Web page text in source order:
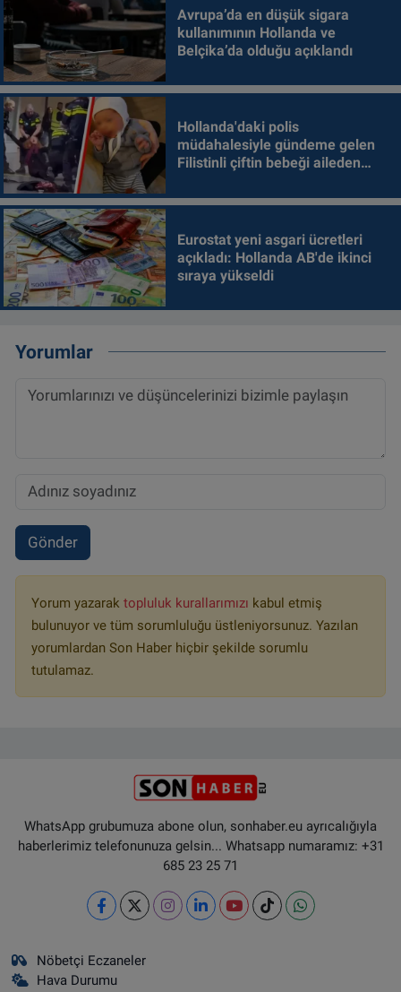
Avrupa’da en düşük sigara
kullanımının Hollanda ve
Belçika’da olduğu açıklandı
Hollanda'daki polis
müdahalesiyle gündeme gelen
Filistinli çiftin bebeği aileden
Eurostat yeni asgari ücretleri
açıkladı: Hollanda AB'de ikinci
sıraya yükseldi
Yorumlar
Gönder
Yorum yazarak topluluk kurallarımızı kabul etmiş
bulunuyor ve tüm sorumluluğu üstleniyorsunuz. Yazılan
yorumlardan Son Haber hiçbir şekilde sorumlu
tutulamaz.
WhatsApp grubumuza abone olun, sonhaber.eu ayrıcalığıyla
haberlerimiz telefonunuza gelsin... Whatsapp numaramız: +31
685 23 25 71
Nöbetçi Eczaneler
Hava Durumu